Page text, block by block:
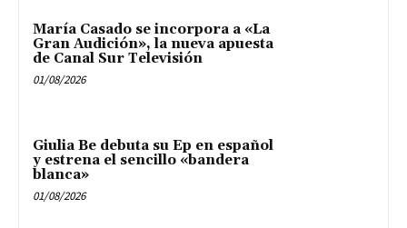
María Casado se incorpora a «La
Gran Audición», la nueva apuesta
de Canal Sur Televisión
01/08/2026
Giulia Be debuta su Ep en español
y estrena el sencillo «bandera
blanca»
01/08/2026